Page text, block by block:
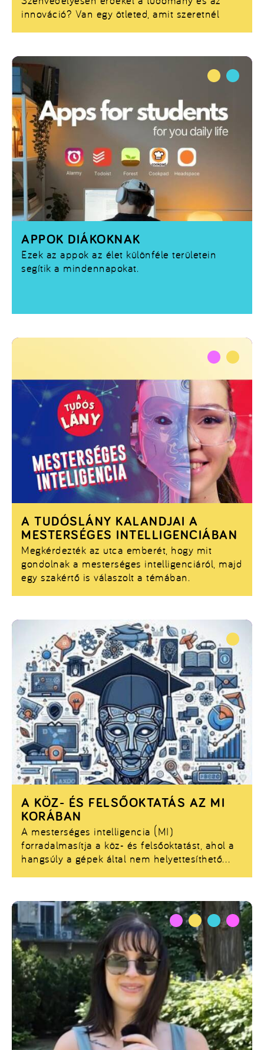
innováció? Van egy ötleted, amit szeretnél
projektedet a nagyközönség előtt!
Ezek az appok az élet különféle területein
segítik a mindennapokat.
APPOK DIÁKOKNAK
Megkérdezték az utca emberét, hogy mit
gondolnak a mesterséges intelligenciáról, majd
egy szakértő is válaszolt a témában.
A TUDÓSLÁNY KALANDJAI A
MESTERSÉGES INTELLIGENCIÁBAN
A mesterséges intelligencia (MI)
forradalmasítja a köz- és felsőoktatást, ahol a
hangsúly a gépek által nem helyettesíthető
helyeződik.
A KÖZ- ÉS FELSŐOKTATÁS AZ MI
KORÁBAN